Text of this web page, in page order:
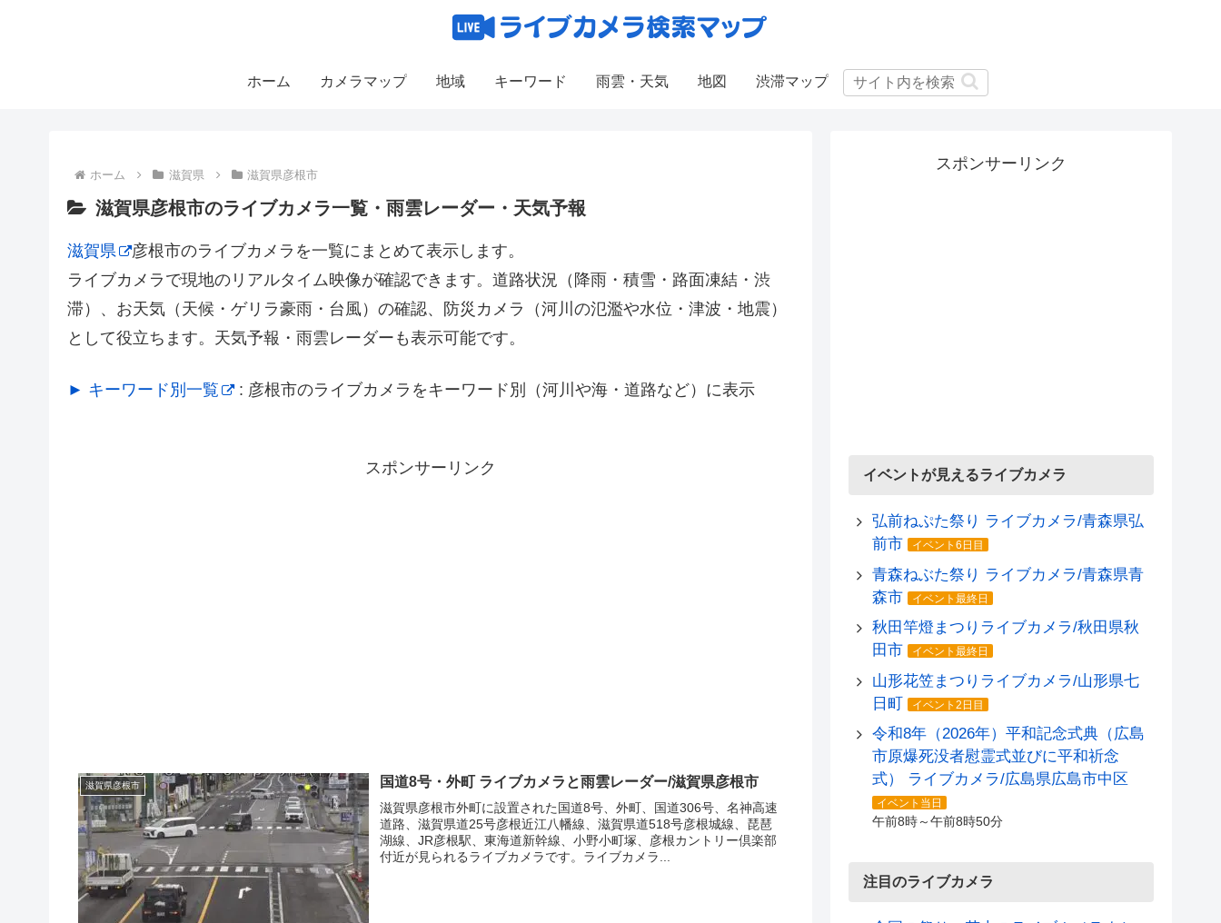
ホーム カメラマップ 地域 キーワード 雨雲・天気 地図 渋滞マップ
ホーム 滋賀県 滋賀県彦根市
滋賀県彦根市のライブカメラ一覧・雨雲レーダー・天気予報
滋賀県
彦根市のライブカメラを一覧にまとめて表示します。
ライブカメラで現地のリアルタイム映像が確認できます。道路状況（降雨・積雪・路面凍結・渋
滞）、お天気（天候・ゲリラ豪雨・台風）の確認、防災カメラ（河川の氾濫や水位・津波・地震）
として役立ちます。天気予報・雨雲レーダーも表示可能です。
► キーワード別一覧 : 彦根市のライブカメラをキーワード別（河川や海・道路など）に表示
スポンサーリンク
滋賀県彦根市 国道8号・外町 ライブカメラと雨雲レーダー/滋賀県彦根市
滋賀県彦根市外町に設置された国道8号、外町、国道306号、名神高速
道路、滋賀県道25号彦根近江八幡線、滋賀県道518号彦根城線、琵琶
湖線、JR彦根駅、東海道新幹線、小野小町塚、彦根カントリー倶楽部
付近が見られるライブカメラです。ライブカメラ...
スポンサーリンク
イベントが見えるライブカメラ
弘前ねぷた祭り ライブカメラ/青森県弘
前市
イベント6日目
青森ねぶた祭り ライブカメラ/青森県青
森市
イベント最終日
秋田竿燈まつりライブカメラ/秋田県秋
田市
イベント最終日
山形花笠まつりライブカメラ/山形県七
日町
イベント2日目
令和8年（2026年）平和記念式典（広島
市原爆死没者慰霊式並びに平和祈念
式） ライブカメラ/広島県広島市中区
イベント当日
午前8時～午前8時50分
注目のライブカメラ